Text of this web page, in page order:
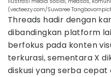
(vecteezy.com/Suwaree
Threads hadir dengan
dibandingkan platform
berfokus pada konten
terkurasi, sementara X
diskusi yang serba